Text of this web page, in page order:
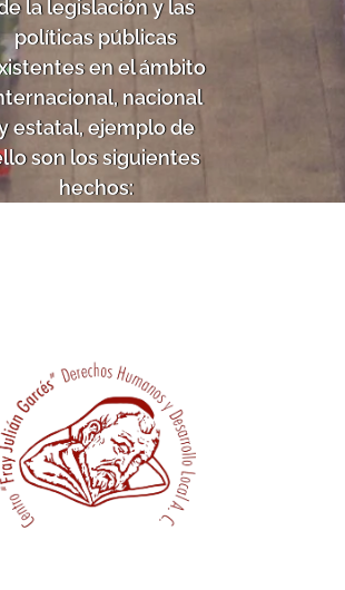
la legislación y las
políticas públicas
en el ámbito
nacional
estatal, ejemplo de
son los siguientes
hechos: